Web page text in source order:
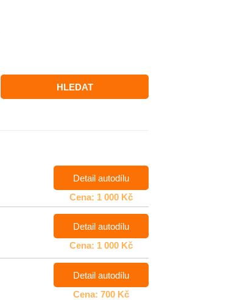
HLEDAT
Detail autodílu
Cena: 1 000 Kč
Detail autodílu
Cena: 1 000 Kč
Detail autodílu
Cena: 700 Kč